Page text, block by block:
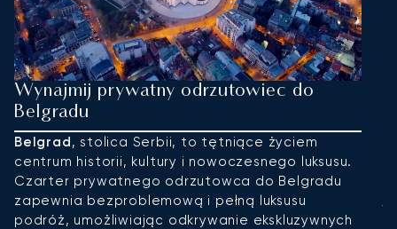
Wynajmij prywatny odrzutowiec do
Belgradu
Belgrad, stolica Serbii, to tętniące życiem
centrum historii, kultury i nowoczesnego luksusu.
Czarter prywatnego odrzutowca do Belgradu
zapewnia bezproblemową i pełną luksusu
podróż, umożliwiając odkrywanie ekskluzywnych